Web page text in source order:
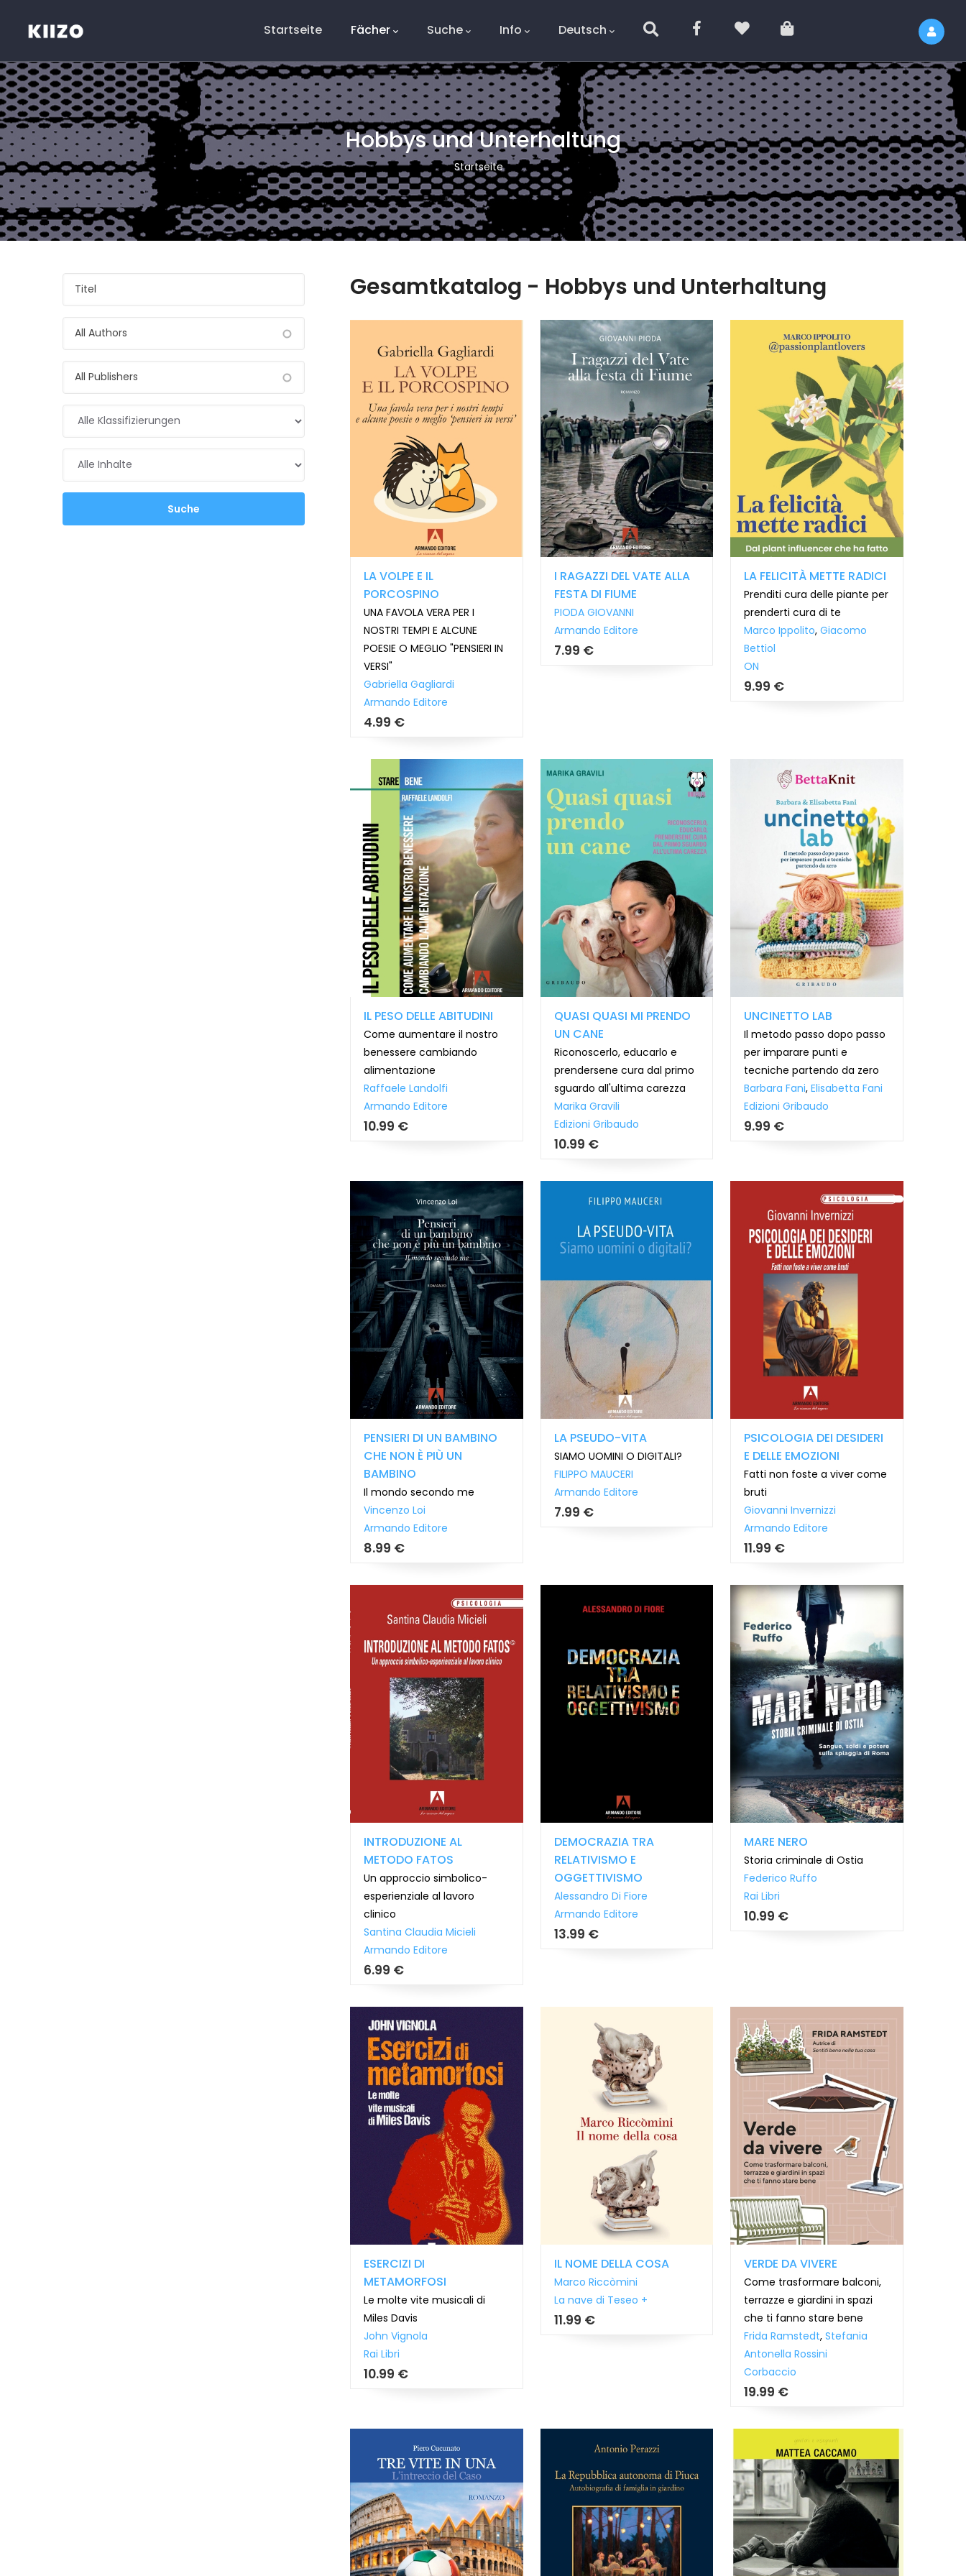
Menú
Startseite Fächer Suche Info Deutsch
Hobbys und Unterhaltung
Pfadnavigation
Startseite
Gesamtkatalog - Hobbys und Unterhaltung
LA VOLPE E IL
PORCOSPINO
UNA FAVOLA VERA PER I
NOSTRI TEMPI E ALCUNE
POESIE O MEGLIO "PENSIERI IN
VERSI"
Gabriella Gagliardi
Armando Editore
4.99 €
I RAGAZZI DEL VATE ALLA
FESTA DI FIUME
PIODA GIOVANNI
Armando Editore
7.99 €
LA FELICITÀ METTE RADICI
Prenditi cura delle piante per
prenderti cura di te
Marco Ippolito,Giacomo
Bettiol
ON
9.99 €
IL PESO DELLE ABITUDINI
Come aumentare il nostro
benessere cambiando
alimentazione
Raffaele Landolfi
Armando Editore
10.99 €
QUASI QUASI MI PRENDO
UN CANE
Riconoscerlo, educarlo e
prendersene cura dal primo
sguardo all'ultima carezza
Marika Gravili
Edizioni Gribaudo
10.99 €
UNCINETTO LAB
Il metodo passo dopo passo
per imparare punti e
tecniche partendo da zero
Barbara Fani,Elisabetta Fani
Edizioni Gribaudo
9.99 €
PENSIERI DI UN BAMBINO
CHE NON È PIÙ UN
BAMBINO
Il mondo secondo me
Vincenzo Loi
Armando Editore
8.99 €
LA PSEUDO-VITA
SIAMO UOMINI O DIGITALI?
FILIPPO MAUCERI
Armando Editore
7.99 €
PSICOLOGIA DEI DESIDERI
E DELLE EMOZIONI
Fatti non foste a viver come
bruti
Giovanni Invernizzi
Armando Editore
11.99 €
INTRODUZIONE AL
METODO FATOS
Un approccio simbolico-
esperienziale al lavoro
clinico
Santina Claudia Micieli
Armando Editore
6.99 €
DEMOCRAZIA TRA
RELATIVISMO E
OGGETTIVISMO
Alessandro Di Fiore
Armando Editore
13.99 €
MARE NERO
Storia criminale di Ostia
Federico Ruffo
Rai Libri
10.99 €
ESERCIZI DI
METAMORFOSI
Le molte vite musicali di
Miles Davis
John Vignola
Rai Libri
10.99 €
IL NOME DELLA COSA
Marco Riccòmini
La nave di Teseo +
11.99 €
VERDE DA VIVERE
Come trasformare balconi,
terrazze e giardini in spazi
che ti fanno stare bene
Frida Ramstedt,Stefania
Antonella Rossini
Corbaccio
19.99 €